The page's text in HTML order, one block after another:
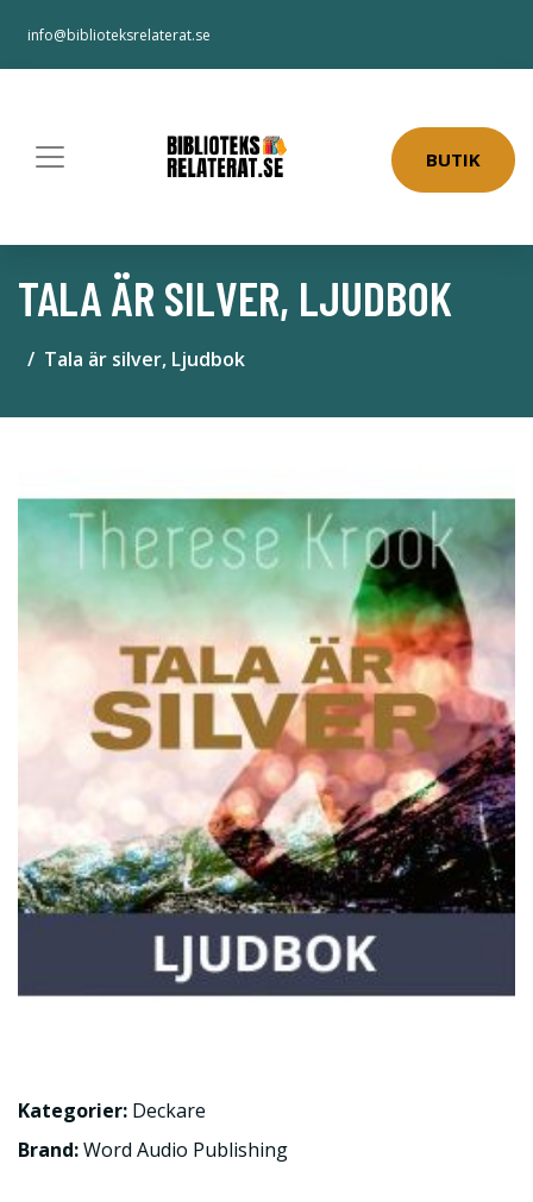
info@biblioteksrelaterat.se
BUTIK
TALA ÄR SILVER, LJUDBOK
Tala är silver, Ljudbok
Kategorier: Deckare
Brand:Word Audio Publishing